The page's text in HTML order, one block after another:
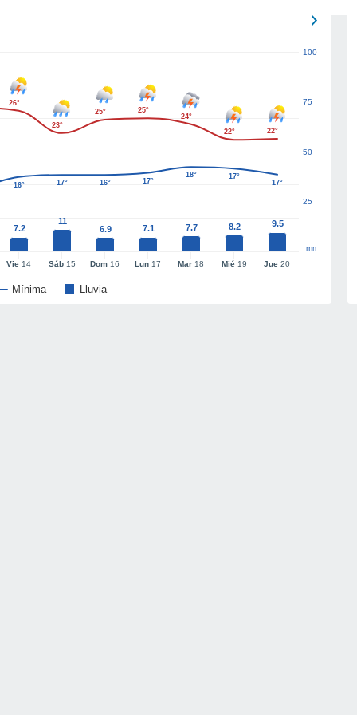
Mínima Lluvia
Vie 14 Sáb15 Dom 16 Lun 17 Mar 18 Mié19 Jue 20
25
50
75
100
mm
7.2
11
6.9
7.1 7.7 8.2 9.5
26°
23°
25°
25°
24°
22°
22°
16° 17° 16° 17°
18°
17°
17°